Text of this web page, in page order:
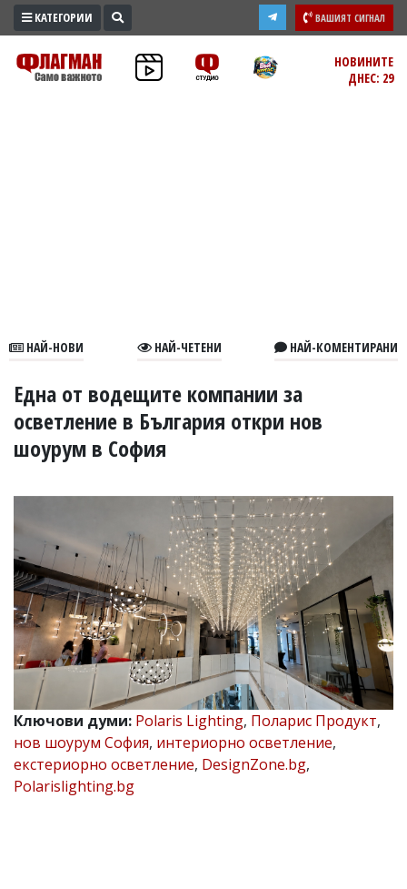
ПРОМО
ЗОНА
В
УКРАЙНА
СПОРТ
РАЗСЛЕДВАНЕ
БИЗНЕС
ЮГ
Управители:
Веселин
Василев,
email:
v.vasilev@flagman.bg
Катя
Касабова,
еmail:k.kassabova@flagman.bg
Главен
редактор:
Иван
Колев,
email:
КАТЕГОРИИ ВАШИЯТ СИГНАЛ
НОВИНИТЕ
ДНЕС: 29
НАЙ-НОВИ НАЙ-ЧЕТЕНИ НАЙ-КОМЕНТИРАНИ
Една от водещите компании за
осветление в България откри нов
шоурум в София
Ключови думи: Polaris Lighting, Поларис Продукт,
нов шоурум София, интериорно осветление,
екстериорно осветление, DesignZone.bg,
Polarislighting.bg